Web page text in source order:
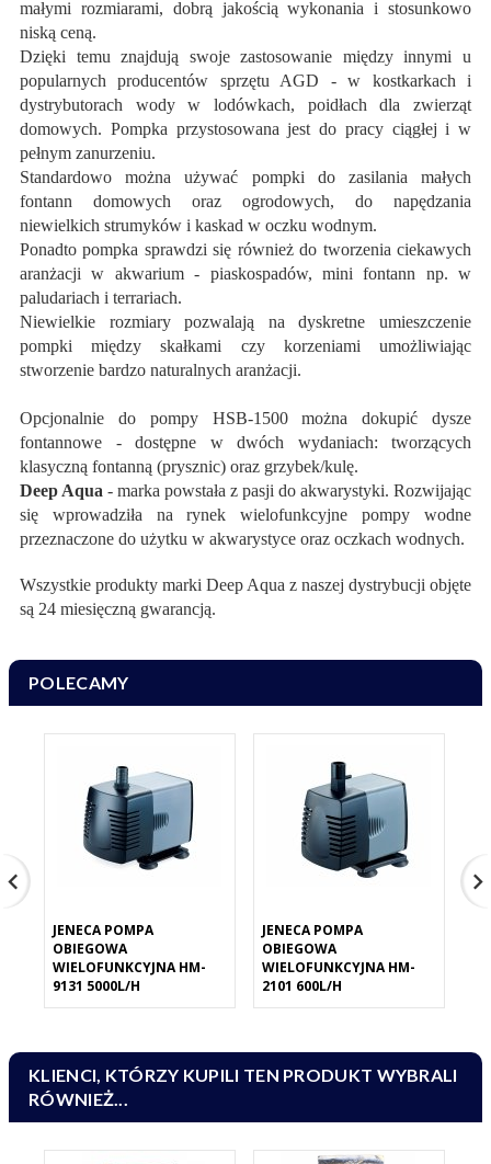
małymi rozmiarami, dobrą jakością wykonania i stosunkowo
niską ceną.
Dzięki temu znajdują swoje zastosowanie między innymi u
popularnych producentów sprzętu AGD - w kostkarkach i
dystrybutorach wody w lodówkach, poidłach dla zwierząt
domowych. Pompka przystosowana jest do pracy ciągłej i w
pełnym zanurzeniu.
Standardowo można używać pompki do zasilania małych
fontann domowych oraz ogrodowych, do napędzania
niewielkich strumyków i kaskad w oczku wodnym.
Ponadto pompka sprawdzi się również do tworzenia ciekawych
aranżacji w akwarium - piaskospadów, mini fontann np. w
paludariach i terrariach.
Niewielkie rozmiary pozwalają na dyskretne umieszczenie
pompki między skałkami czy korzeniami umożliwiając
stworzenie bardzo naturalnych aranżacji.
Opcjonalnie do pompy HSB-1500 można dokupić dysze
fontannowe - dostępne w dwóch wydaniach: tworzących
klasyczną fontanną (prysznic) oraz grzybek/kulę.
Deep Aqua - marka powstała z pasji do akwarystyki. Rozwijając
się wprowadziła na rynek wielofunkcyjne pompy wodne
przeznaczone do użytku w akwarystyce oraz oczkach wodnych.
Wszystkie produkty marki Deep Aqua z naszej dystrybucji objęte
są 24 miesięczną gwarancją.
POLECAMY
JENECA POMPA
OBIEGOWA
WIELOFUNKCYJNA HM-
9131 5000L/H
JENECA POMPA
OBIEGOWA
WIELOFUNKCYJNA HM-
2101 600L/H
KLIENCI, KTÓRZY KUPILI TEN PRODUKT WYBRALI
RÓWNIEŻ...